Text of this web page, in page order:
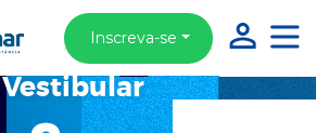
Inscreva-se
Vestibular